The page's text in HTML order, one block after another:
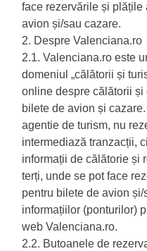
face rezervările și plățile
avion și/sau cazare.
2. Despre Valenciana.ro
2.1. Valenciana.ro este
domeniul „călătorii și
online despre călătorii și
bilete de avion și
agentie de turism, nu
intermediază tranzacții,
informații de călătorie și
terți, unde se pot face
pentru bilete de avion
informațiilor (ponturilor)
web Valenciana.ro.
2.2. Butoanele de